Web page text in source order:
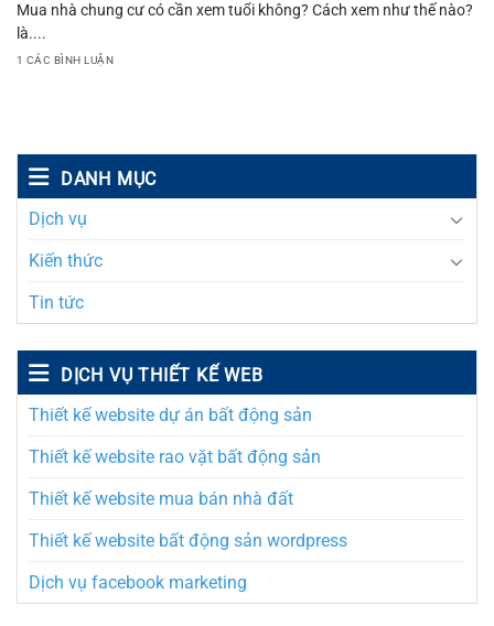
DANH MỤC
Dịch vụ
Kiến thức
Tin tức
DỊCH VỤ THIẾT KẾ WEB
Thiết kế website dự án bất động sản
Thiết kế website rao vặt bất động sản
Thiết kế website mua bán nhà đất
Thiết kế website bất động sản wordpress
Dịch vụ facebook marketing
Mua nhà chung cư có cần xem tuổi không? Cách xem như thế nào?
là....
1 CÁC BÌNH LUẬN